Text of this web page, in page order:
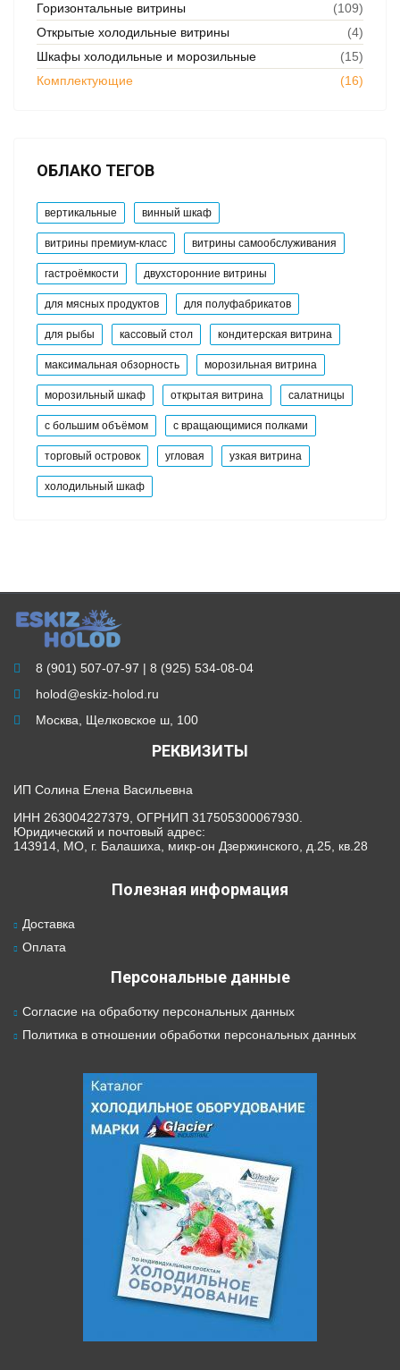
Горизонтальные витрины
(109)
Открытые холодильные витрины
(4)
Шкафы холодильные и морозильные
(15)
Комплектующие
(16)
ОБЛАКО ТЕГОВ
вертикальные винный шкаф
витрины премиум-класс витрины самообслуживания
гастроёмкости двухсторонние витрины
для мясных продуктов для полуфабрикатов
для рыбы кассовый стол кондитерская витрина
максимальная обзорность морозильная витрина
морозильный шкаф открытая витрина салатницы
с большим объёмом с вращающимися полками
торговый островок угловая узкая витрина
холодильный шкаф
8 (901) 507-07-97 | 8 (925) 534-08-04
holod@eskiz-holod.ru
Москва, Щелковское ш, 100
РЕКВИЗИТЫ
ИП Солина Елена Васильевна
ИНН 263004227379, ОГРНИП 317505300067930.
Юридический и почтовый адрес:
143914, МО, г. Балашиха, микр-он Дзержинского, д.25, кв.28
Полезная информация
Доставка
Оплата
Персональные данные
Согласие на обработку персональных данных
Политика в отношении обработки персональных данных